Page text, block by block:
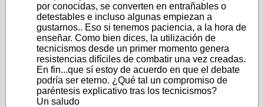
por conocidas, se converten en entrañables o
detestables e incluso algunas empiezan a
gustarnos.. Eso si tenemos paciencia, a la hora de
enseñar. Como bien dices, la utilización de
tecnicismos desde un primer momento genera
resistencias difíciles de combatir una vez creadas.
En fin...que sí estoy de acuerdo en que el debate
podría ser eterno. ¿Qué tal un compromiso de
paréntesis explicativo tras los tecnicismos?
Un saludo